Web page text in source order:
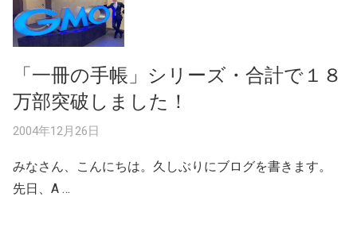
「一冊の手帳」シリーズ・合計で１８
万部突破しました！
2004年12月26日
みなさん、こんにちは。久しぶりにブログを書きます。
先日、A …